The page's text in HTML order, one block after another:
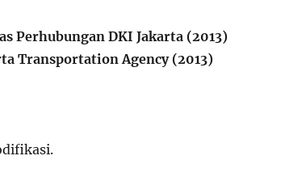
Perhubungan DKI Jakarta (2013)
Transportation Agency (2013)